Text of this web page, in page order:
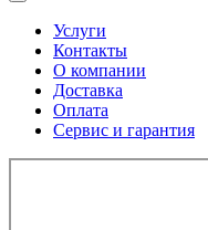
Услуги
Контакты
О компании
Доставка
Оплата
Сервис и гарантия